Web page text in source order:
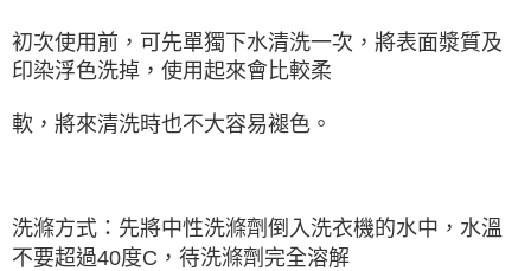
初次使用前，可先單獨下水清洗一次，將表面漿質及
印染浮色洗掉，使用起來會比較柔
軟，將來清洗時也不大容易褪色。
洗滌方式：先將中性洗滌劑倒入洗衣機的水中，水溫
不要超過40度C，待洗滌劑完全溶解